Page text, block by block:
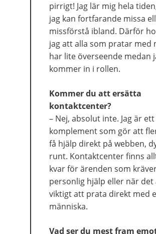
pirrigt! Jag lär mig hela
jag kan fortfarande missa
missförstå ibland. Därför
jag att alla som pratar med
har lite överseende medan
kommer in i rollen.
Kommer du att ersätta
kontaktcenter?
– Nej, absolut inte. Jag är ett
komplement som gör att
få hjälp direkt på webben,
runt. Kontaktcenter finns
kvar för ärenden som
personlig hjälp eller när det
viktigt att prata direkt med
människa.
Vad ser du mest fram